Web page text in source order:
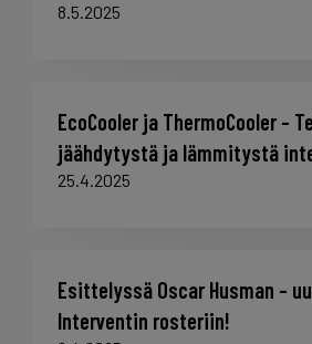
8.5.2025
EcoCooler ja ThermoCooler –
jäähdytystä ja lämmitystä
25.4.2025
Esittelyssä Oscar Husman –
Interventin rosteriin!